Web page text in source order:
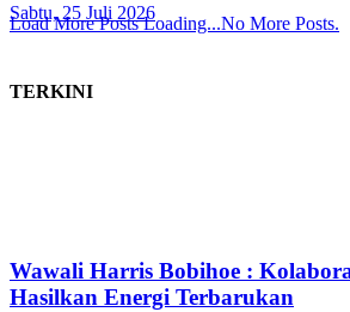
Sabtu, 25 Juli 2026
Load More Posts Loading...No More Posts.
TERKINI
Wawali Harris Bobihoe :
Hasilkan Energi Terbarukan